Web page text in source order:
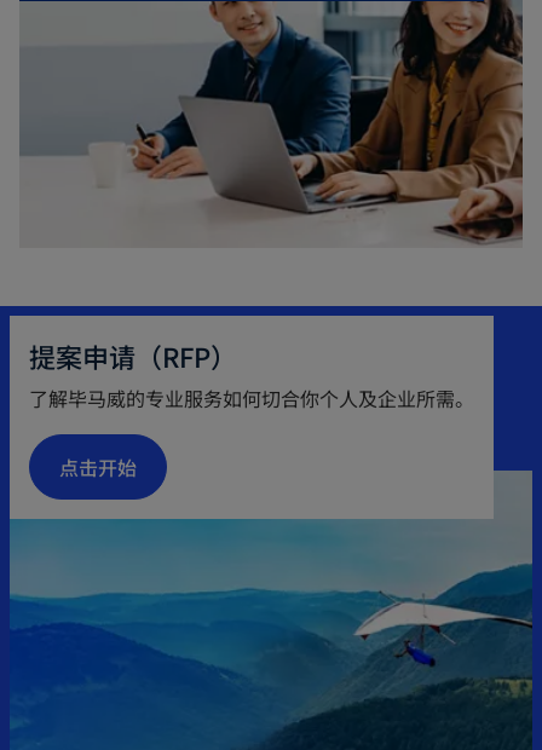
n
t
a
b
提案申请（RFP）
了解毕马威的专业服务如何切合你个人及企业所需。
点击开始